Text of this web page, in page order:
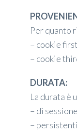
Per quanto
– cookie
– cookie
DURATA:
La durata è
– di
–